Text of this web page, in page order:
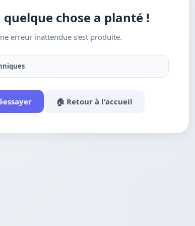
quelque chose a planté !
erreur inattendue s'est produite.
🏠 Retour à l'accueil